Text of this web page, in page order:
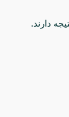
دارند.